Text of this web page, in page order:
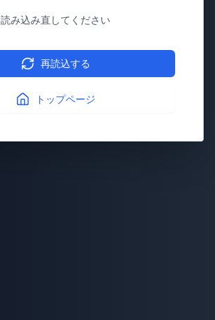
読み込み直してください
再読込する
トップページ